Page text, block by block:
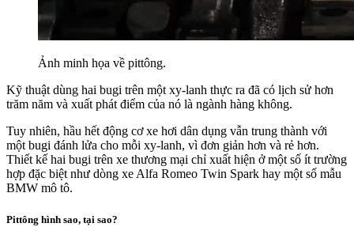
Ảnh minh họa về pittông.
Kỹ thuật dùng hai bugi trên một xy-lanh thực ra đã có lịch sử hơn
trăm năm và xuất phát điểm của nó là ngành hàng không.
Tuy nhiên, hầu hết động cơ xe hơi dân dụng vẫn trung thành với
một bugi đánh lửa cho mỗi xy-lanh, vì đơn giản hơn và rẻ hơn.
Thiết kế hai bugi trên xe thương mại chỉ xuất hiện ở một số ít trường
hợp đặc biệt như dòng xe Alfa Romeo Twin Spark hay một số mẫu
BMW mô tô.
Pittông hình sao, tại sao?